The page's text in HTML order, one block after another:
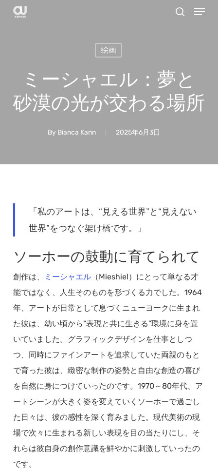
Skip
Menu
絵画
ミーシャエル：夢と
砂漠の光が交わる場所
By Bianca Kann 2025年6月3日
「私のアートは、“見える世界”と“見えない
世界”をつなぐ架け橋です。」
ソーホーの鼓動に育てられて
創作は、 ミーシャエル（Mieshiel）にとって単なる才
能ではなく、人生そのものを形づくる力でした。1964
年、アートが日常として息づくニューヨークに生まれ
た彼は、幼い頃から“表現と共に生きる”環境に身を置
いていました。グラフィックデザインを仕事としつ
つ、同時にファインアートを追求していた両親のもと
で育った彼は、緻密な制作の姿勢と自由な創造の喜び
を自然に身につけていったのです。1970～80年代、ア
ートシーンが大きく姿を変えていくソーホーで過ごし
た日々は、彼の感性を深く育みました。現代美術の現
場で次々に生まれる新しい表現を目の当たりにし、そ
れらは彼自身の創作意識を鮮やかに刺激していったの
です。